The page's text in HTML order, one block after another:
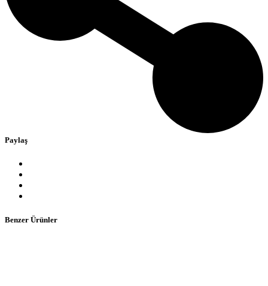
Paylaş
Benzer Ürünler